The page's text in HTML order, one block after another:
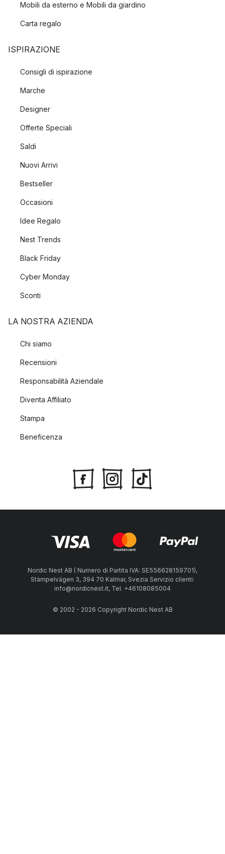
Mobili da esterno e Mobili da giardino
Carta regalo
ISPIRAZIONE
Consigli di ispirazione
Marche
Designer
Offerte Speciali
Saldi
Nuovi Arrivi
Bestseller
Occasioni
Idee Regalo
Nest Trends
Black Friday
Cyber Monday
Sconti
LA NOSTRA AZIENDA
Chi siamo
Recensioni
Responsabilità Aziendale
Diventa Affiliato
Stampa
Beneficenza
Nordic Nest AB ( Numero di Partita IVA: SE556628159701),
Stämpelvägen 3, 394 70 Kalmar, Svezia Servizio clienti:
info@nordicnest.it, Tel. +46108085004
© 2002 - 2026 Copyright Nordic Nest AB